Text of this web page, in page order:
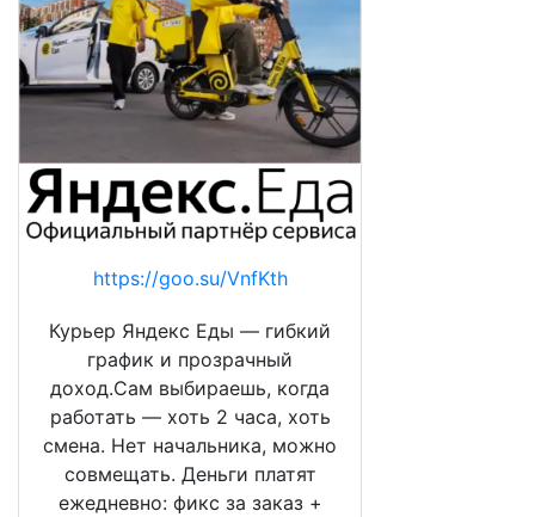
https://goo.su/VnfKth
Курьер Яндекс Еды — гибкий
график и прозрачный
доход.Сам выбираешь, когда
работать — хоть 2 часа, хоть
смена. Нет начальника, можно
совмещать. Деньги платят
ежедневно: фикс за заказ +